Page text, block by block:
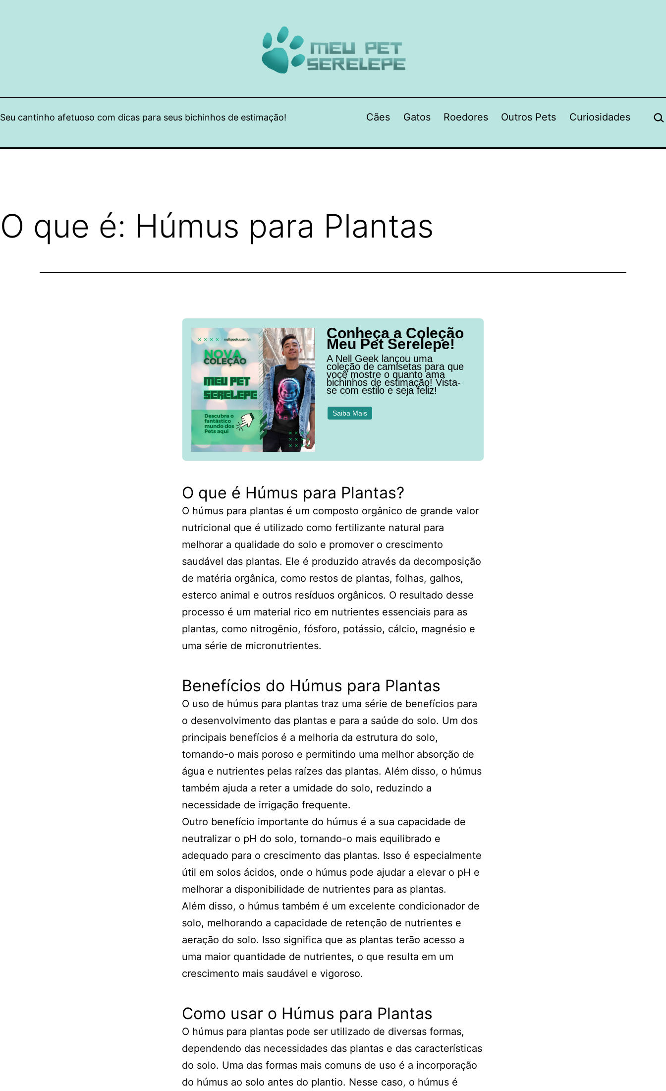
Seu cantinho afetuoso com dicas para seus bichinhos de estimação! Cães Gatos Roedores Outros Pets Curiosidades
O que é: Húmus para Plantas
Conheça a Coleção
Meu Pet Serelepe!
A Nell Geek lançou uma
coleção de camisetas para que
você mostre o quanto ama
bichinhos de estimação! Vista-
se com estilo e seja feliz!
Saiba Mais
O que é Húmus para Plantas?
O húmus para plantas é um composto orgânico de grande valor
nutricional que é utilizado como fertilizante natural para
melhorar a qualidade do solo e promover o crescimento
saudável das plantas. Ele é produzido através da decomposição
de matéria orgânica, como restos de plantas, folhas, galhos,
esterco animal e outros resíduos orgânicos. O resultado desse
processo é um material rico em nutrientes essenciais para as
plantas, como nitrogênio, fósforo, potássio, cálcio, magnésio e
uma série de micronutrientes.
Benefícios do Húmus para Plantas
O uso de húmus para plantas traz uma série de benefícios para
o desenvolvimento das plantas e para a saúde do solo. Um dos
principais benefícios é a melhoria da estrutura do solo,
tornando-o mais poroso e permitindo uma melhor absorção de
água e nutrientes pelas raízes das plantas. Além disso, o húmus
também ajuda a reter a umidade do solo, reduzindo a
necessidade de irrigação frequente.
Outro benefício importante do húmus é a sua capacidade de
neutralizar o pH do solo, tornando-o mais equilibrado e
adequado para o crescimento das plantas. Isso é especialmente
útil em solos ácidos, onde o húmus pode ajudar a elevar o pH e
melhorar a disponibilidade de nutrientes para as plantas.
Além disso, o húmus também é um excelente condicionador de
solo, melhorando a capacidade de retenção de nutrientes e
aeração do solo. Isso significa que as plantas terão acesso a
uma maior quantidade de nutrientes, o que resulta em um
crescimento mais saudável e vigoroso.
Como usar o Húmus para Plantas
O húmus para plantas pode ser utilizado de diversas formas,
dependendo das necessidades das plantas e das características
do solo. Uma das formas mais comuns de uso é a incorporação
do húmus ao solo antes do plantio. Nesse caso, o húmus é